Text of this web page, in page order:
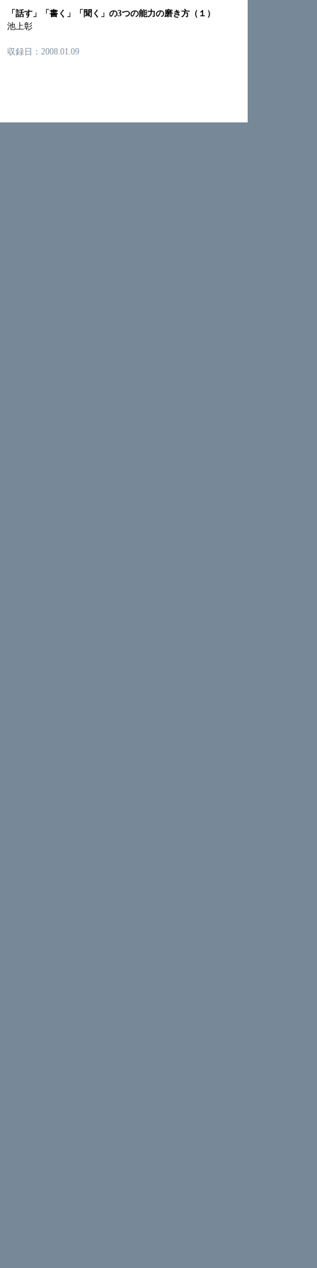
「話す」「書く」「聞く」の3つの能力の磨き方（１）
池上彰
収録日：2008.01.09